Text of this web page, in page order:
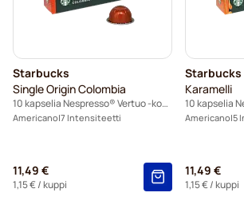
Starbucks
Single Origin Colombia
10 kapselia Nespresso® Vertuo -koneisiin
Americano 7 Intensiteetti
11,49 €
1,15 €/ kuppi
Starbucks
Karamelli
Americano 5
11,49 €
1,15 €/ kuppi